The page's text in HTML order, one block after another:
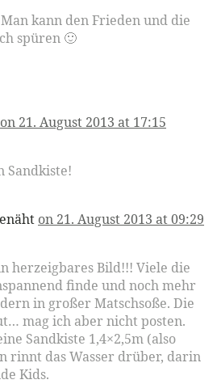
kann den Frieden und die
spüren 🙂
on 21. August 2013 at 17:15
on 21. August 2013 at 09:29
herzeigbares Bild!!! Viele die
finde und noch mehr
in großer Matschsoße. Die
mag ich aber nicht posten.
Sandkiste 1,4×2,5m (also
rinnt das Wasser drüber, darin
Kids.